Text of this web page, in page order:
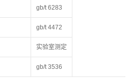
gb/t 6283
gb/t 4472
实验室测定
gb/t 3536